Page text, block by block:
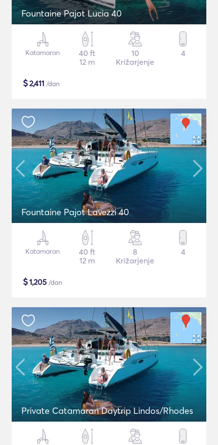
Fountaine Pajot Lucia 40
Katamaran
40 ft
12 m
10
Križarjenje
4
$2,411 /dan
Fountaine Pajot Lavezzi 40
Katamaran
40 ft
12 m
8
Križarjenje
4
$1,205 /dan
Private Catamaran Daytrip Lindos/Rhodes